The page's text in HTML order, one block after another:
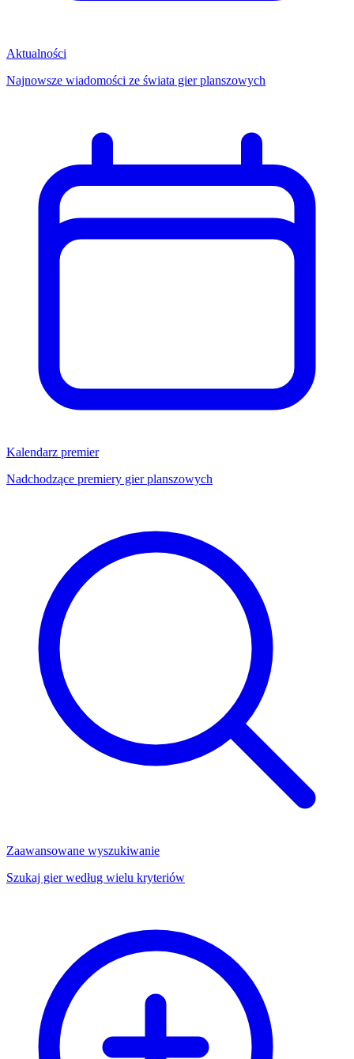
Aktualności
Najnowsze wiadomości ze świata gier planszowych
Kalendarz premier
Nadchodzące premiery gier planszowych
Zaawansowane wyszukiwanie
Szukaj gier według wielu kryteriów